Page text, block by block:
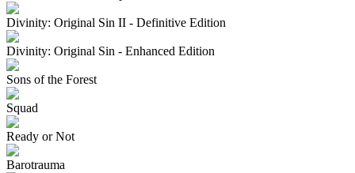
Divinity: Original Sin II - Definitive Edition
Divinity: Original Sin - Enhanced Edition
Sons of the Forest
Squad
Ready or Not
Barotrauma